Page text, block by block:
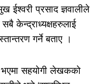
ईश्वरी प्रसाद ज्ञवालीले
केन्द्राध्यक्षहरुलाई
गर्ने बताए ।
भएमा सहयोगी लेखकको